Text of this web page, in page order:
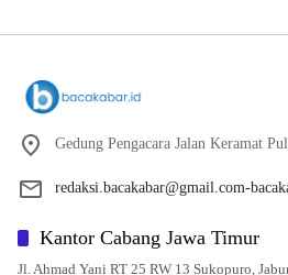
Gedung Pengacara Jalan Keramat
redaksi.bacakabar@gmail.com-
Kantor Cabang Jawa Timur
Jl. Ahmad Yani RT 25 RW 13 Sukopuro,